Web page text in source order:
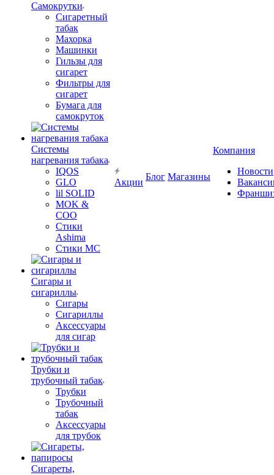
Самокрутки
Сигаретный
табак
Махорка
Машинки
Гильзы для
сигарет
Фильтры для
сигарет
Бумага для
самокруток
Системы
нагревания табака
IQOS
GLO
lil SOLID
MOK &
COO
Стики
Ashima
Стики MC
Сигары и
сигариллы
Сигары
Сигариллы
Аксессуары
для сигар
Трубки и
трубочный табак
Трубки
Трубочный
табак
Аксессуары
для трубок
Сигареты,
Акции
Блог Магазины
Компания
Новости